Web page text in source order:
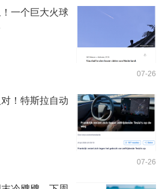
一个巨大火球
07-26
！特斯拉自动
07-26